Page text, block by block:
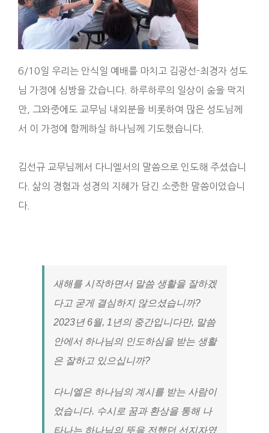
6/10일 우리는 안식일 예배를 마치고 김광선-최경자 성도
님 가정에 심방을 갔습니다. 하루하루의 일상이 숨을 막지
만, 그와중에도 교무님 내외분을 비롯하여 많은 성도님께
서 이 가정에 함께하실 하나님께 기도했습니다.
김선규 교무님께서 다니엘서의 말씀으로 인도해 주셨습니
다. 삶의 경험과 성경의 지혜가 담긴 소중한 말씀이었습니
다.
새해를 시작하면서 말씀 생활을 잘하겠
다고 굳게 결심하지 않으셨습니까?
2023년 6월, 1년의 중간입니다만, 말씀
안에서 하나님의 인도하심을 받는 생활
은 잘하고 있으십니까?
다니엘은 하나님의 계시를 받는 사람이
었습니다. 수시로 꿈과 환상을 통해 나
타나는 하나님의 뜻을 전했던 선지자였